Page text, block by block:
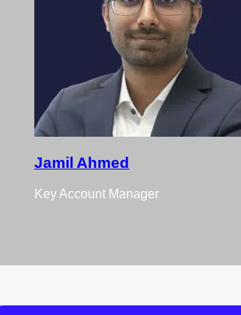
Jamil Ahmed
Key Account Manager